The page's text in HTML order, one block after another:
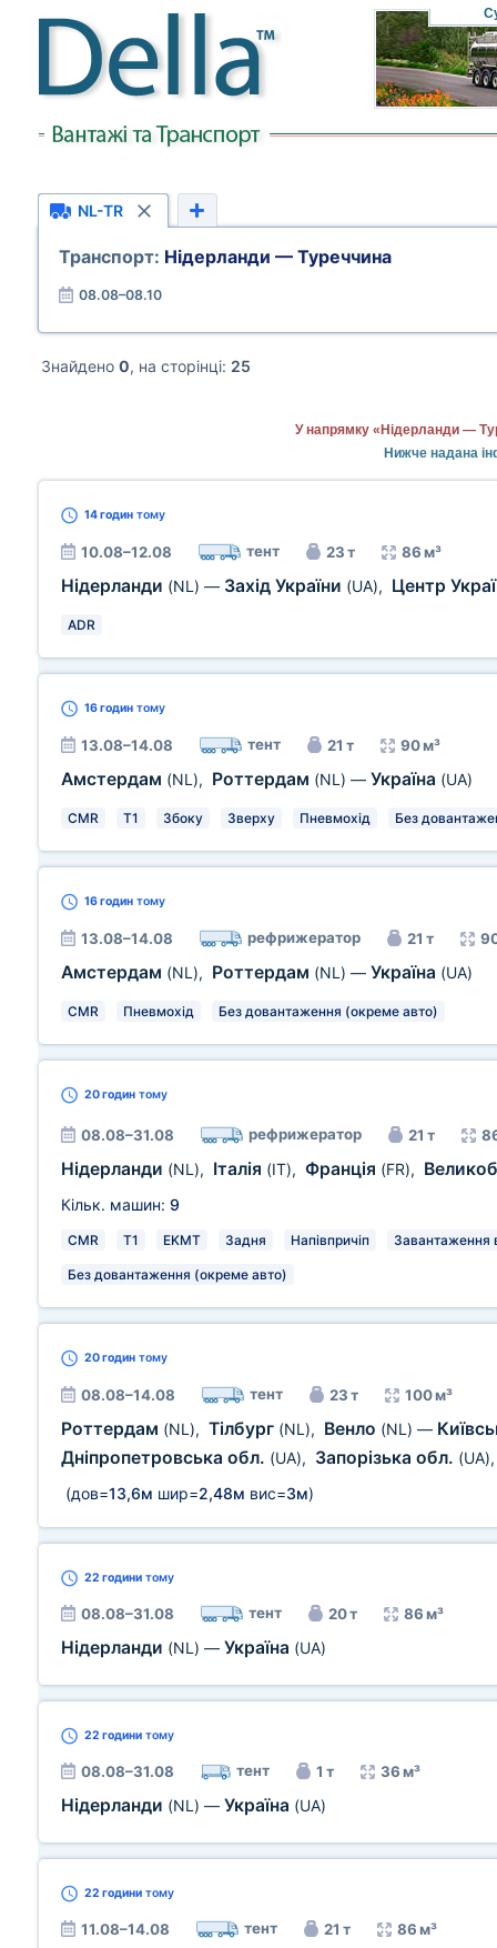
NL-TR
Транспорт: Нідерланди — Туреччина
08.08–08.10
Знайдено 0, на сторінці: 25
У напрямку «Нідерланди —
Нижче надана
14 годин тому
10.08–12.08 тент 23 т 86 м³
Нідерланди (NL) — Захід України (UA), Центр
ADR
16 годин тому
13.08–14.08 тент 21 т 90 м³
Амстердам (NL), Роттердам (NL) — Україна (UA)
CMR T1 Збоку Зверху Пневмохід Без
16 годин тому
13.08–14.08 рефрижератор 21 т
Амстердам (NL), Роттердам (NL) — Україна (UA)
CMR Пневмохід Без довантаження (окреме авто)
20 годин тому
08.08–31.08 рефрижератор 21 т
Нідерланди (NL), Італія (IT), Франція (FR),
Кільк. машин: 9
CMR T1 EKMT Задня Напівпричіп Завантаження
Без довантаження (окреме авто)
20 годин тому
08.08–14.08 тент 23 т 100 м³
Роттердам (NL), Тілбург (NL), Венло (NL) —
Дніпропетровська обл. (UA), Запорізька обл. (UA)
(дов=13,6м шир=2,48м вис=3м)
22 години тому
08.08–31.08 тент 20 т 86 м³
Нідерланди (NL) — Україна (UA)
22 години тому
08.08–31.08 тент 1 т 36 м³
Нідерланди (NL) — Україна (UA)
22 години тому
11.08–14.08 тент 21 т 86 м³